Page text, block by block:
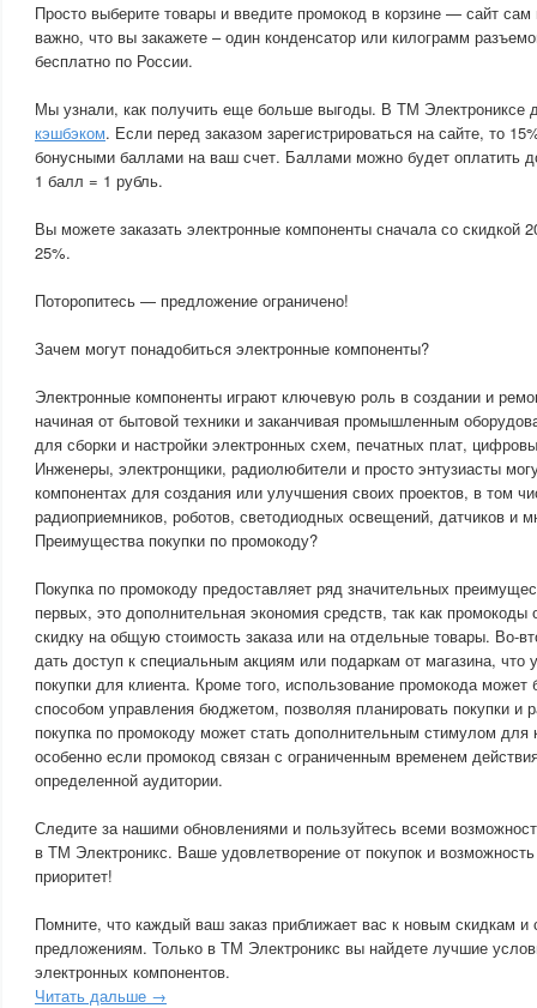
Просто выберите товары и введите промокод в корзине — сайт сам
важно, что вы закажете – один конденсатор или килограмм
бесплатно по России.
Мы узнали, как получить еще больше выгоды. В ТМ Электрониксе
кэшбэком. Если перед заказом зарегистрироваться на сайте, то
бонусными баллами на ваш счет. Баллами можно будет оплатить
1 балл = 1 рубль.
Вы можете заказать электронные компоненты сначала со скидкой
25%.
Поторопитесь — предложение ограничено!
Зачем могут понадобиться электронные компоненты?
Электронные компоненты играют ключевую роль в создании и
начиная от бытовой техники и заканчивая промышленным
для сборки и настройки электронных схем, печатных плат,
Инженеры, электронщики, радиолюбители и просто энтузиасты
компонентах для создания или улучшения своих проектов, в том
радиоприемников, роботов, светодиодных освещений, датчиков и
Преимущества покупки по промокоду?
Покупка по промокоду предоставляет ряд значительных
первых, это дополнительная экономия средств, так как
скидку на общую стоимость заказа или на отдельные товары. Во-
дать доступ к специальным акциям или подаркам от магазина, что
покупки для клиента. Кроме того, использование промокода
способом управления бюджетом, позволяя планировать покупки и
покупка по промокоду может стать дополнительным стимулом для
особенно если промокод связан с ограниченным временем
определенной аудитории.
Следите за нашими обновлениями и пользуйтесь всеми
в ТМ Электроникс. Ваше удовлетворение от покупок и
приоритет!
Помните, что каждый ваш заказ приближает вас к новым скидкам и
предложениям. Только в ТМ Электроникс вы найдете лучшие
электронных компонентов.
Читать дальше →